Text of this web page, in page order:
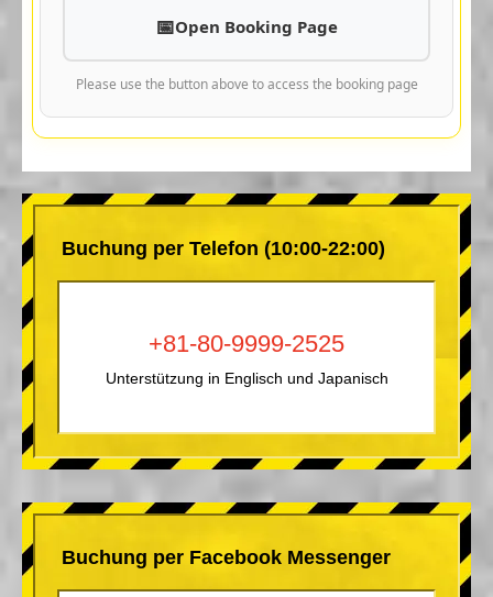
Open Booking Page
Please use the button above to access the booking page
Buchung per Telefon (10:00-22:00)
+81-80-9999-2525
Unterstützung in Englisch und Japanisch
Buchung per Facebook Messenger